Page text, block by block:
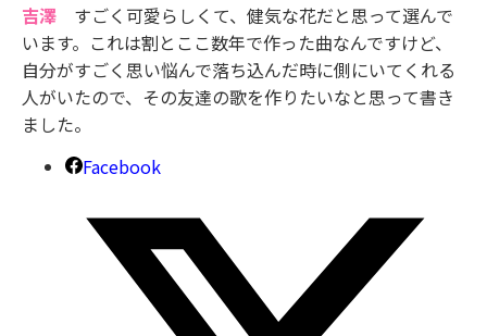
吉澤 すごく可愛らしくて、健気な花だと思って選んで
います。これは割とここ数年で作った曲なんですけど、
自分がすごく思い悩んで落ち込んだ時に側にいてくれる
人がいたので、その友達の歌を作りたいなと思って書き
ました。
Facebook